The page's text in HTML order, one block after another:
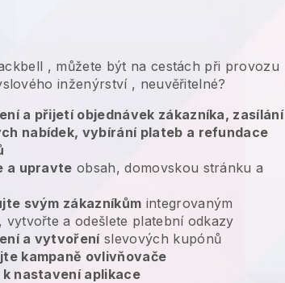
, můžete být na cestách při provozu
inženýrství, neuvěřitelné?
a přijetí objednávek zákazníka, zasílání
nabídek, vybírání plateb a refundace
a upravte obsah, domovskou stránku a
svým zákazníkům integrovaným
vytvořte a odešlete platební odkazy
a vytvořeníslevových kupónů
kampaně ovlivňovače
k nastavení aplikace